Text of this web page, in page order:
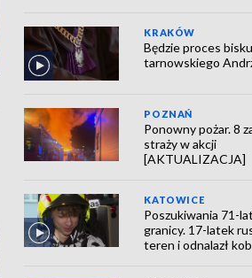
KRAKÓW
Będzie proces
tarnowskiego
POZNAŃ
Ponowny pożar. 8
straży w akcji
[AKTUALIZACJA]
KATOWICE
Poszukiwania 71-
granicy. 17-latek
teren i odnalazł